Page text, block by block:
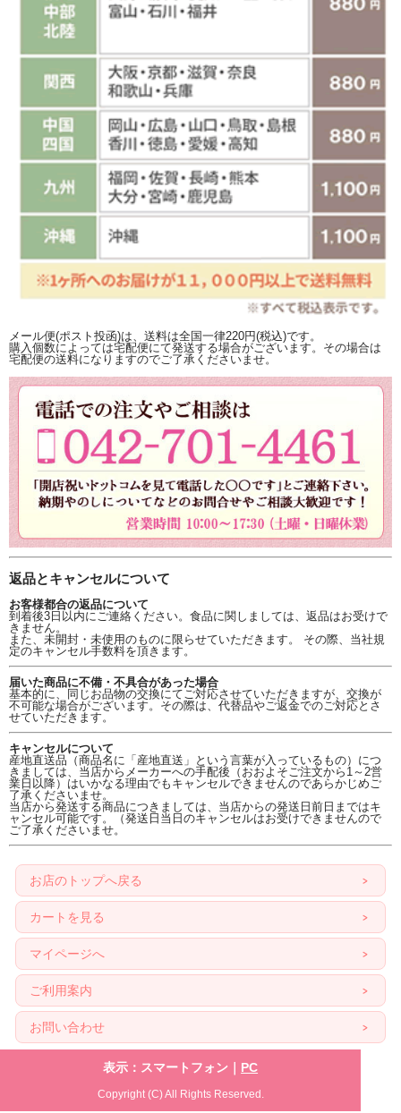
メール便(ポスト投函)は、送料は全国一律220円(税込)です。
購入個数によっては宅配便にて発送する場合がございます。その場合は
宅配便の送料になりますのでご了承くださいませ。
返品とキャンセルについて
お客様都合の返品について
到着後3日以内にご連絡ください。食品に関しましては、返品はお受けで
きません。
また、未開封・未使用のものに限らせていただきます。 その際、当社規
定のキャンセル手数料を頂きます。
届いた商品に不備・不具合があった場合
基本的に、同じお品物の交換にてご対応させていただきますが、交換が
不可能な場合がございます。その際は、代替品やご返金でのご対応とさ
せていただきます。
キャンセルについて
産地直送品（商品名に「産地直送」という言葉が入っているもの）につ
きましては、当店からメーカーへの手配後（おおよそご注文から1～2営
業日以降）はいかなる理由でもキャンセルできませんのであらかじめご
了承くださいませ。
当店から発送する商品につきましては、当店からの発送日前日まではキ
ャンセル可能です。（発送日当日のキャンセルはお受けできませんので
ご了承くださいませ。
お店のトップへ戻る
カートを見る
マイページへ
ご利用案内
お問い合わせ
表示：スマートフォン｜ PC
Copyright (C) All Rights Reserved.